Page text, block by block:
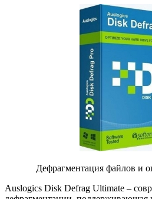
Дефрагментация файлов и
Auslogics Disk Defrag Ultimate –